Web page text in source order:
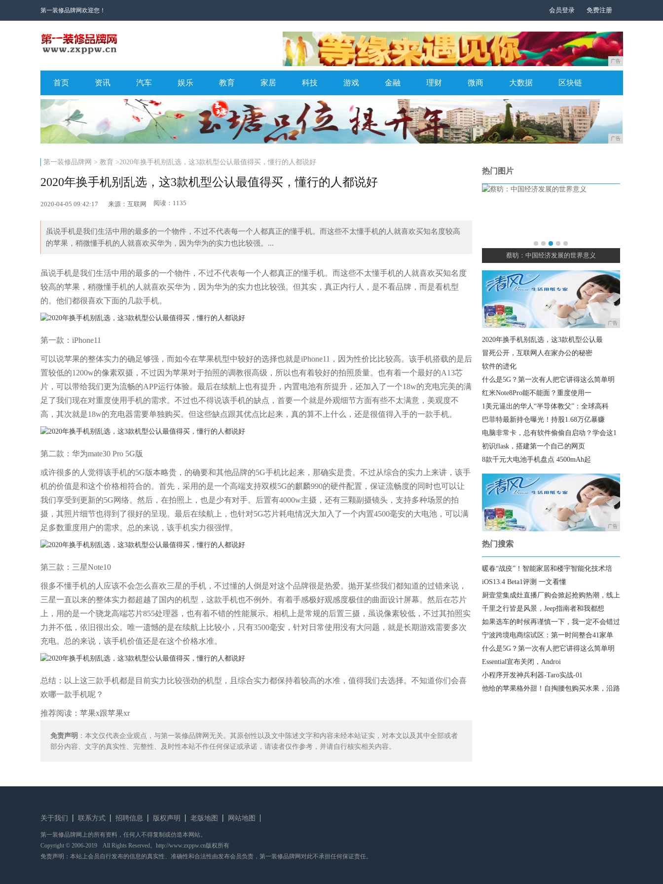
第一装修品牌网欢迎您！ 会员登录 免费注册
广告
首页 资讯 汽车 娱乐 教育 家居 科技 游戏 金融 理财 微商 大数据 区块链
广告
第一装修品牌网 > 教育 >2020年换手机别乱选，这3款机型公认最值得买，懂行的人都说好
2020年换手机别乱选，这3款机型公认最值得买，懂行的人都说好
2020-04-05 09:42:17 来源：互联网 阅读：1135
虽说手机是我们生活中用的最多的一个物件，不过不代表每一个人都真正的懂手机。而这些不太懂手机的人就喜欢买知名度较高
的苹果，稍微懂手机的人就喜欢买华为，因为华为的实力也比较强。...
虽说手机是我们生活中用的最多的一个物件，不过不代表每一个人都真正的懂手机。而这些不太懂手机的人就喜欢买知名度
较高的苹果，稍微懂手机的人就喜欢买华为，因为华为的实力也比较强。但其实，真正内行人，是不看品牌，而是看机型
的。他们都很喜欢下面的几款手机。
第一款：iPhone11
可以说苹果的整体实力的确足够强，而如今在苹果机型中较好的选择也就是iPhone11，因为性价比比较高。该手机搭载的是后
置较低的1200w的像素双摄，不过因为苹果对于拍照的调教很高级，所以也有着较好的拍照质量。也有着一个最好的A13芯
片，可以带给我们更为流畅的APP运行体验。最后在续航上也有提升，内置电池有所提升，还加入了一个18w的充电完美的满
足了我们现在对重度使用手机的需求。不过也不得说该手机的缺点，首要一个就是外观细节方面有些不太满意，美观度不
高，其次就是18w的充电器需要单独购买。但这些缺点跟其优点比起来，真的算不上什么，还是很值得入手的一款手机。
第二款：华为mate30 Pro 5G版
或许很多的人觉得该手机的5G版本略贵，的确要和其他品牌的5G手机比起来，那确实是贵。不过从综合的实力上来讲，该手
机的价值是和这个价格相符合的。首先，采用的是一个高端支持双模5G的麒麟990的硬件配置，保证流畅度的同时也可以让
我们享受到更新的5G网络。然后，在拍照上，也是少有对手。后置有4000w主摄，还有三颗副摄镜头，支持多种场景的拍
摄，其照片细节也得到了很好的呈现。最后在续航上，也针对5G芯片耗电情况大加入了一个内置4500毫安的大电池，可以满
足多数重度用户的需求。总的来说，该手机实力很强悍。
第三款：三星Note10
很多不懂手机的人应该不会怎么喜欢三星的手机，不过懂的人倒是对这个品牌很是热爱。抛开某些我们都知道的过错来说，
三星一直以来的整体实力都超越了国内的机型，这款手机也不例外。有着手感极好观感度极佳的曲面设计屏幕。然后在芯片
上，用的是一个骁龙高端芯片855处理器，也有着不错的性能展示。相机上是常规的后置三摄，虽说像素较低，不过其拍照实
力并不低，依旧很出众。唯一遗憾的是在续航上比较小，只有3500毫安，针对日常使用没有大问题，就是长期游戏需要多次
充电。总的来说，该手机价值还是在这个价格水准。
总结：以上这三款手机都是目前实力比较强劲的机型，且综合实力都保持着较高的水准，值得我们去选择。不知道你们会喜
欢哪一款手机呢？
推荐阅读： 苹果x跟苹果xr
免责声明 ：本文仅代表企业观点，与第一装修品牌网无关。其原创性以及文中陈述文字和内容未经本站证实，对本文以及其中全部或者
部分内容、文字的真实性、完整性、及时性本站不作任何保证或承诺，请读者仅作参考，并请自行核实相关内容。
热门图片
蔡昉：中国经济发展的世界意义
广告
2020年换手机别乱选，这3款机型公认最
冒死公开，互联网人在家办公的秘密
软件的进化
什么是5G？第一次有人把它讲得这么简单明
红米Note8Pro能不能面？重度使用一
1美元逼出的华人“半导体教父”：全球高科
巴菲特最新持仓曝光！持股1.68万亿暴赚
电脑非常卡，总有软件偷偷自启动？学会这1
初识flask，搭建第一个自己的网页
8款千元大电池手机盘点 4500mAh起
广告
热门搜索
暖春“战疫”！智能家居和楼宇智能化技术培
iOS13.4 Beta1评测 一文看懂
厨壹堂集成灶直播厂购会掀起抢购热潮，线上
千里之行皆是风景，Jeep指南者和我都想
如果选车的时候再谨慎一下，我一定不会错过
宁波跨境电商综试区：第一时间整合41家单
什么是5G？第一次有人把它讲得这么简单明
Essential宣布关闭，Androi
小程序开发神兵利器-Taro实战-01
他给的苹果格外甜！自掏腰包购买水果，沿路
关于我们 联系方式 招聘信息 版权声明 老版地图 网站地图
第一装修品牌网上的所有资料，任何人不得复制或仿造本网站。
Copyright © 2006-2019 All Rights Reserved。http://www.zxppw.cn版权所有
免责声明：本站上会员自行发布的信息的真实性、准确性和合法性由发布会员负责，第一装修品牌网对此不承担任何保证责任。